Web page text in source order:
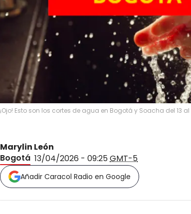
¡Ojo! Esto son los cortes de agua en Bogotá y Soacha del 13
Marylin León
Bogotá 13/04/2026 - 09:25GMT-5
Añadir Caracol Radio en Google